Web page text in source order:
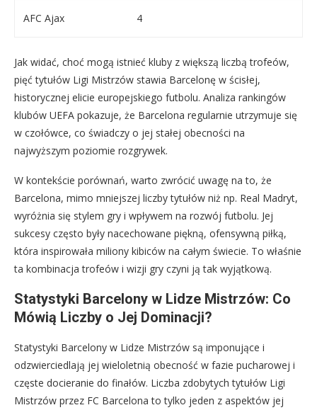
AFC Ajax 4
Jak widać, choć mogą istnieć kluby z większą liczbą trofeów,
pięć tytułów Ligi Mistrzów stawia Barcelonę w ścisłej,
historycznej elicie europejskiego futbolu. Analiza rankingów
klubów UEFA pokazuje, że Barcelona regularnie utrzymuje się
w czołówce, co świadczy o jej stałej obecności na
najwyższym poziomie rozgrywek.
W kontekście porównań, warto zwrócić uwagę na to, że
Barcelona, mimo mniejszej liczby tytułów niż np. Real Madryt,
wyróżnia się stylem gry i wpływem na rozwój futbolu. Jej
sukcesy często były nacechowane piękną, ofensywną piłką,
która inspirowała miliony kibiców na całym świecie. To właśnie
ta kombinacja trofeów i wizji gry czyni ją tak wyjątkową.
Statystyki Barcelony w Lidze Mistrzów: Co
Mówią Liczby o Jej Dominacji?
Statystyki Barcelony w Lidze Mistrzów są imponujące i
odzwierciedlają jej wieloletnią obecność w fazie pucharowej i
częste docieranie do finałów. Liczba zdobytych tytułów Ligi
Mistrzów przez FC Barcelona to tylko jeden z aspektów jej